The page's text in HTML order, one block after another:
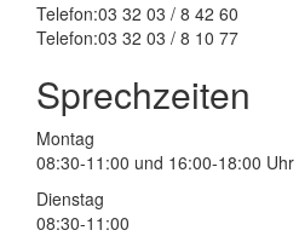
Telefon:03 32 03 / 8 42 60
Telefon:03 32 03 / 8 10 77
Sprechzeiten
Montag
08:30-11:00 und 16:00-18:00 Uhr
Dienstag
08:30-11:00